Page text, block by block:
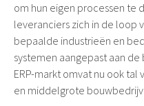
om hun eigen processen te
leveranciers zich in de loop
bepaalde industrieën en
systemen aangepast aan
ERP-markt omvat nu ook tal
en middelgrote